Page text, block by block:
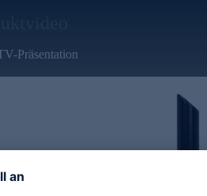
Präsentation